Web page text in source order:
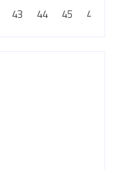
43 44 45 46